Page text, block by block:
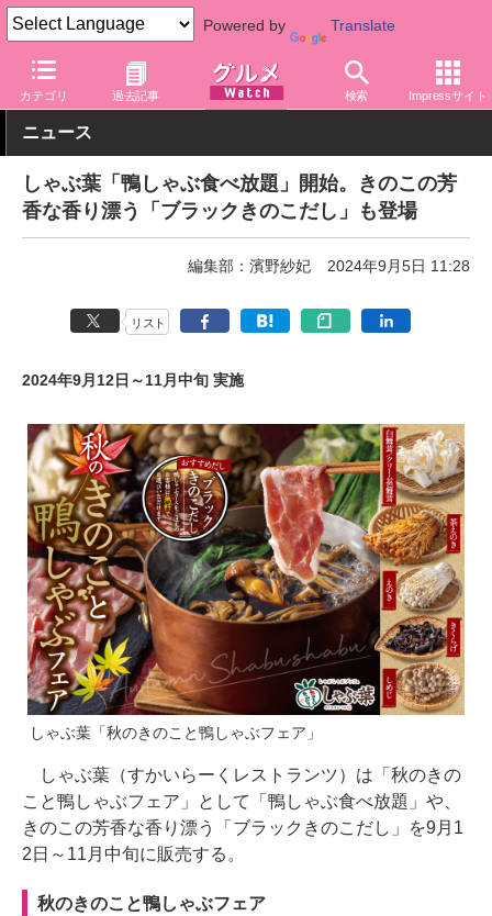
Powered by Translate
カテゴリ 過去記事 検索 Impressサイト
グルメ Watch 店舗 レストラン しゃぶ葉
ニュース
しゃぶ葉「鴨しゃぶ食べ放題」開始。きのこの芳
香な香り漂う「ブラックきのこだし」も登場
編集部：濱野紗妃 2024年9月5日 11:28
リスト
2024年9月12日～11月中旬 実施
しゃぶ葉「秋のきのこと鴨しゃぶフェア」
しゃぶ葉（すかいらーくレストランツ）は「秋のきの
こと鴨しゃぶフェア」として「鴨しゃぶ食べ放題」や、
きのこの芳香な香り漂う「ブラックきのこだし」を9月1
2日～11月中旬に販売する。
秋のきのこと鴨しゃぶフェア